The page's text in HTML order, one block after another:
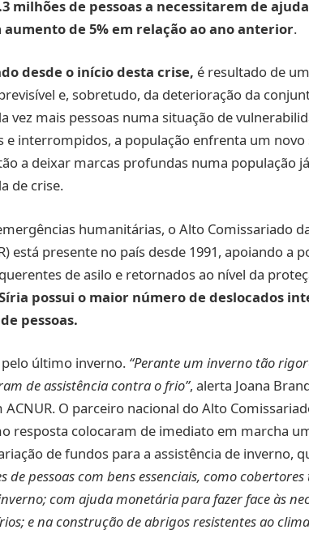
milhões de pessoas a necessitarem de ajuda
de 5% em relação ao ano anterior.
desde o início desta crise, é resultado de
e, sobretudo, da deterioração da
vez mais pessoas numa situação de
e interrompidos, a população enfrenta um
a deixar marcas profundas numa população
de crise.
humanitárias, o Alto Comissariado
está presente no país desde 1991, apoiando a
de asilo e retornados ao nível da
possui o maior número de deslocados
pessoas.
último inverno. “Perante um inverno tão
de assistência contra o frio”, alerta Joana
O parceiro nacional do Alto
resposta colocaram de imediato em marcha
de fundos para a assistência de inverno,
de pessoas com bens essenciais, como
com ajuda monetária para fazer face às
e na construção de abrigos resistentes ao